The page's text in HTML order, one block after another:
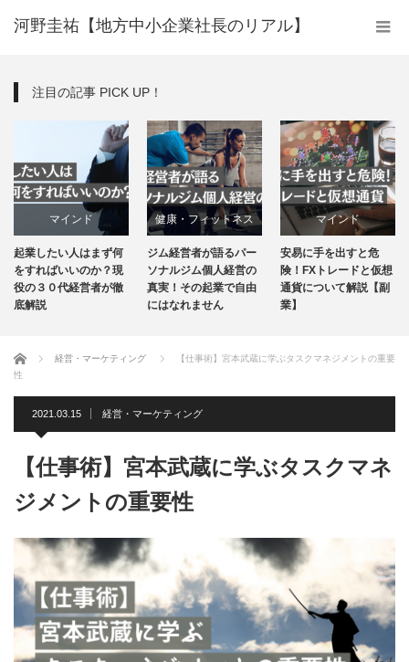
河野圭祐【地方中小企業社長のリアル】
注目の記事 PICK UP！
マインド
経営・マーケティング
起業したい人はまず何
をすればいいのか？現
役の３０代経営者が徹
底解説
健康・フィットネス
経営・マーケティング
ジム経営者が語るパー
ソナルジム個人経営の
真実！その起業で自由
にはなれません
マインド
経営・マーケティング
安易に手を出すと危
険！FXトレードと仮想
通貨について解説【副
業】
ホーム 経営・マーケティング
【仕事術】宮本武蔵に学ぶタスクマネジメントの重要
性
2021.03.15 経営・マーケティング
【仕事術】宮本武蔵に学ぶタスクマネ
ジメントの重要性